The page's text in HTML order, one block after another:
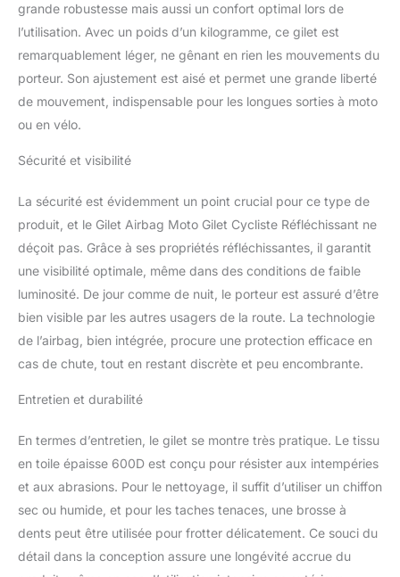
Déclencheur mécanique
de gilet de l'airbag moto:
tension ultra-basse pour
activer l'airbag (seule
force de 18 kg requise) □
Méthode d'installation: la
siège ou de la position
attachée au cadre interne
sous le coussin de siège
sous le coussin de siège.
□ Caractéristiques: Force
de corde (tension): 18 kg
Force Air Sac Temps de
gonflage complet: 0,115
mbar □ Comment utiliser
le gilet gonflable anti-
lors de l'utilisation et
retirez la boucle lorsque
vous n'êtes pas
utilisé.Longueur
d'installation de la corde
grande robustesse mais aussi un confort optimal lors de
l’utilisation. Avec un poids d’un kilogramme, ce gilet est
remarquablement léger, ne gênant en rien les mouvements du
porteur. Son ajustement est aisé et permet une grande liberté
de mouvement, indispensable pour les longues sorties à moto
ou en vélo.
Sécurité et visibilité
La sécurité est évidemment un point crucial pour ce type de
produit, et le Gilet Airbag Moto Gilet Cycliste Réfléchissant ne
déçoit pas. Grâce à ses propriétés réfléchissantes, il garantit
une visibilité optimale, même dans des conditions de faible
luminosité. De jour comme de nuit, le porteur est assuré d’être
bien visible par les autres usagers de la route. La technologie
de l’airbag, bien intégrée, procure une protection efficace en
cas de chute, tout en restant discrète et peu encombrante.
Entretien et durabilité
En termes d’entretien, le gilet se montre très pratique. Le tissu
en toile épaisse 600D est conçu pour résister aux intempéries
et aux abrasions. Pour le nettoyage, il suffit d’utiliser un chiffon
sec ou humide, et pour les taches tenaces, une brosse à
dents peut être utilisée pour frotter délicatement. Ce souci du
détail dans la conception assure une longévité accrue du